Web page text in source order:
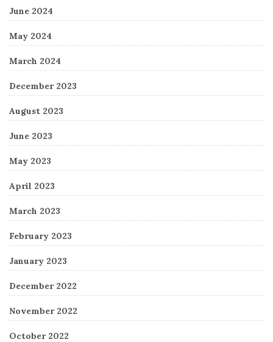
June 2024
May 2024
March 2024
December 2023
August 2023
June 2023
May 2023
April 2023
March 2023
February 2023
January 2023
December 2022
November 2022
October 2022